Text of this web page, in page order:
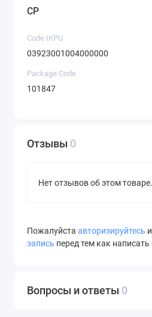
CP
Code IKPU
03923001004000000
Package Code
101847
Отзывы 0
Нет отзывов об этом товаре.
Пожалуйста авторизируйтесь
запись перед тем как
Вопросы и ответы 0